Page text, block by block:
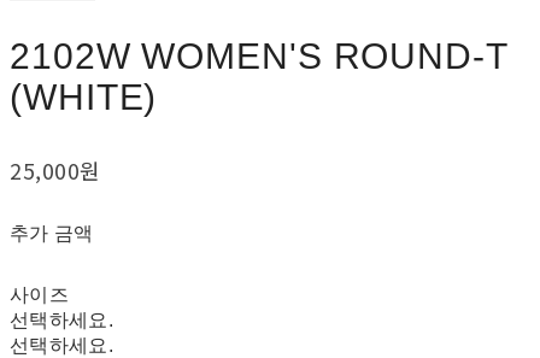
2102W WOMEN'S ROUND-T
(WHITE)
25,000원
추가 금액
사이즈
선택하세요.
선택하세요.